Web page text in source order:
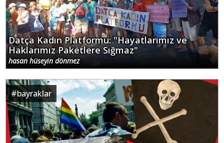
Datça Kadın Platformu: "Hayatlarımız ve
Haklarımız Paketlere Sığmaz"
hasan hüseyin dönmez
#bayraklar